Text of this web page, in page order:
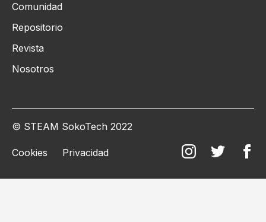
Comunidad
Repositorio
Revista
Nosotros
© STEAM SokoTech 2022
Cookies Privacidad